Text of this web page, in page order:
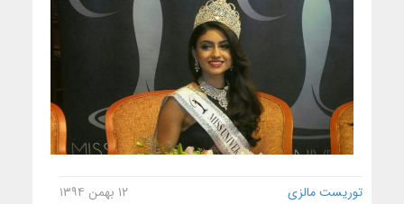
توریست مالزی ۱۲ بهمن ۱۳۹۴